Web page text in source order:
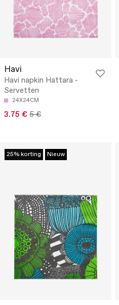
Havi
Havi napkin Hattara -
Servetten
24X24CM
3.75 € 5 €
25% korting Nieuw